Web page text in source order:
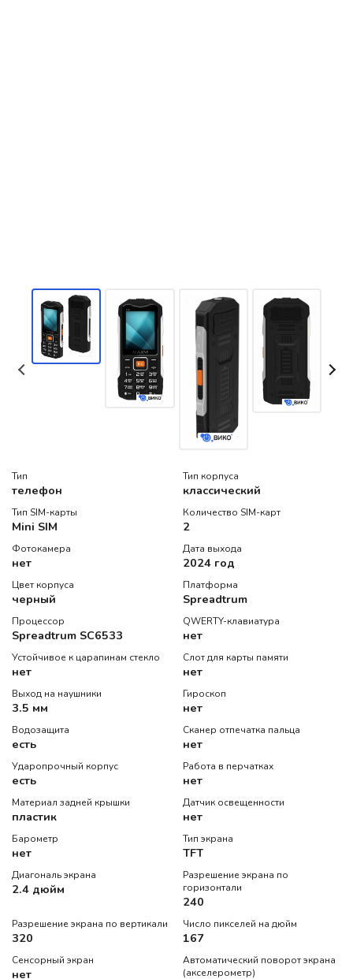
Тип
телефон
Тип корпуса
классический
Тип SIM-карты
Mini SIM
Количество SIM-карт
2
Фотокамера
нет
Дата выхода
2024 год
Цвет корпуса
черный
Платформа
Spreadtrum
Процессор
Spreadtrum SC6533
QWERTY-клавиатура
нет
Устойчивое к царапинам стекло
нет
Слот для карты памяти
нет
Выход на наушники
3.5 мм
Гироскоп
нет
Водозащита
есть
Сканер отпечатка пальца
нет
Ударопрочный корпус
есть
Работа в перчатках
нет
Материал задней крышки
пластик
Датчик освещенности
нет
Барометр
нет
Тип экрана
TFT
Диагональ экрана
2.4 дюйм
Разрешение экрана по
горизонтали
240
Разрешение экрана по вертикали
320
Число пикселей на дюйм
167
Сенсорный экран
нет
Автоматический поворот экрана
(акселерометр)